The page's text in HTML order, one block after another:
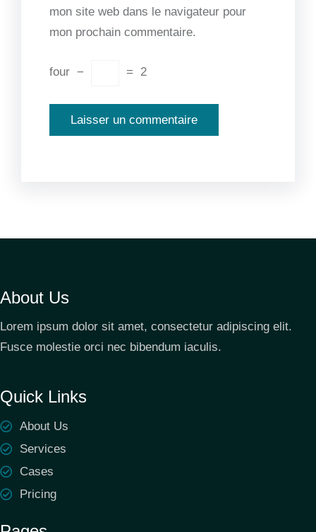
mon site web dans le navigateur pour
mon prochain commentaire.
four − = 2
About Us
Lorem ipsum dolor sit amet, consectetur adipiscing elit.
Fusce molestie orci nec bibendum iaculis.
Quick Links
About Us
Services
Cases
Pricing